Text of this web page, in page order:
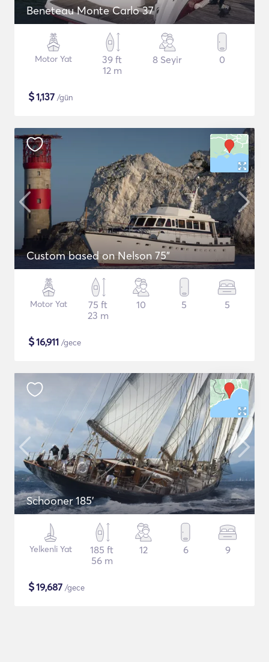
Beneteau Monte Carlo 37
Motor Yat
39 ft
12 m
8 Seyir 0
$1,137 /gün
Custom based on Nelson 75"
Motor Yat
75 ft
23 m
10 5 5
$16,911 /gece
Schooner 185'
Yelkenli Yat
185 ft
56 m
12 6 9
$19,687 /gece